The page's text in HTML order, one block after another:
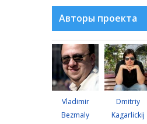
Авторы проекта
Vladimir
Bezmaly
Dmitriy
Kagarlickij